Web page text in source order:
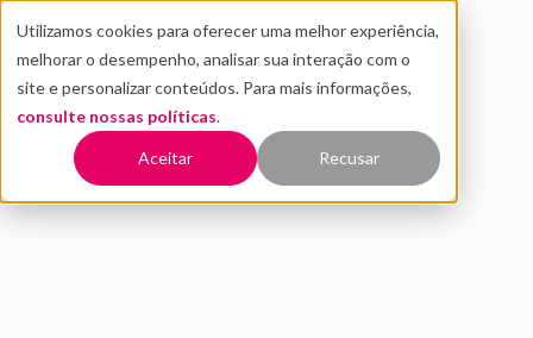
Utilizamos cookies para oferecer uma melhor experiência,
melhorar o desempenho, analisar sua interação com o
site e personalizar conteúdos. Para mais informações,
consulte nossas políticas.
Aceitar Recusar